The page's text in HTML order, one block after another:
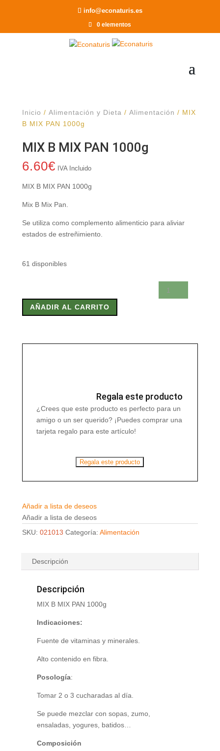
info@econaturis.es
0 elementos
Inicio / Alimentación y Dieta / Alimentación / MIX
B MIX PAN 1000g
MIX B MIX PAN 1000g
6.60€ IVA Incluido
MIX B MIX PAN 1000g
Mix B Mix Pan.
Se utiliza como complemento alimenticio para aliviar
estados de estreñimiento.
61 disponibles
B
MIX
cantidad
AÑADIR AL CARRITO
Regala este producto
¿Crees que este producto es perfecto para un
amigo o un ser querido? ¡Puedes comprar una
tarjeta regalo para este artículo!
Regala este producto
Añadir a lista de deseos
Añadir a lista de deseos
SKU: 021013 Categoría: Alimentación
Descripción
Descripción
MIX B MIX PAN 1000g
Indicaciones:
Fuente de vitaminas y minerales.
Alto contenido en fibra.
Posología:
Tomar 2 o 3 cucharadas al día.
Se puede mezclar con sopas, zumo,
ensaladas, yogures, batidos…
Composición